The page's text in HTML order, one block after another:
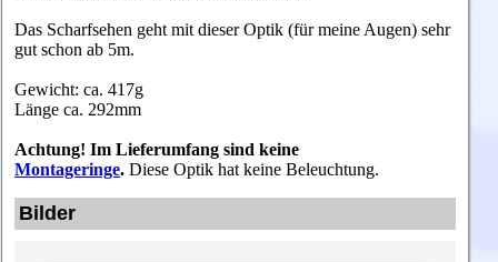
Das Scharfsehen geht mit dieser Optik (für meine Augen) sehr
gut schon ab 5m.
Gewicht: ca. 417g
Länge ca. 292mm
Achtung! Im Lieferumfang sind keine
Montageringe. Diese Optik hat keine Beleuchtung.
Bilder